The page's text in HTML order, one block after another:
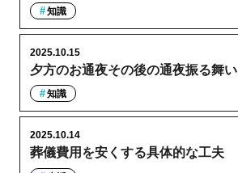
知識
夕方のお通夜その後の通夜振る舞い
2025.10.15
知識
葬儀費用を安くする具体的な工夫
2025.10.14